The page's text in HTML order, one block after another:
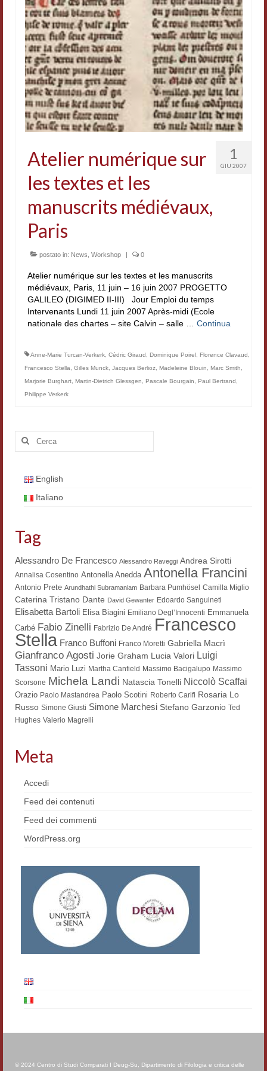
Accordi di cooperazione
Ricerca
Cultura coreana
Koreanische Literatur und Kultur
Hagiographica Coreana
Cultura medioevale
Scrittori Latini dell’Europa Medievale
Corpus Rhythmorum Musicum
Epistolografia
Comparatistica
Semicerchio
Filologia digitale
Lexicon
ALIM
Corpus Rhythmorum Musicum
Lo studium aretino del ‘200
Rammses
LEAD
Didattica
Summer School DH
ERASMUS/DEMM
Storia e forme della canzone
Pubblicazioni
Hagiographica Coreana
Koreanische Literatur und Kultur
Scrittori latini dell’Europa medioevale
Materiali
Semicerchio
Presentazione
Numeri
Indice 1986-2008
Sezioni bibliografiche
Dépliant e cedola acquisti
1
GIU 2007
Atelier numérique sur
les textes et les
manuscrits médiévaux,
Paris
postato in: News Workshop | 0
Atelier numérique sur les textes et les manuscrits
médiévaux, Paris, 11 juin – 16 juin 2007 PROGETTO
GALILEO (DIGIMED II-III) Jour Emploi du temps
Intervenants Lundi 11 juin 2007 Après-midi (Ecole
nationale des chartes – site Calvin – salle … Continua
Anne-Marie Turcan-Verkerk Cédric Giraud Dominique Poirel Florence Clavaud
Francesco Stella
Gilles Munck Jacques Berlioz Madeleine Blouin Marc Smith
Marjorie Burghart Martin-Dietrich Glessgen Pascale Bourgain Paul Bertrand
Philippe Verkerk
Cerca:
English
Italiano
Tag
Alessandro De Francesco Alessandro Raveggi Andrea Sirotti
Annalisa Cosentino Antonella Anedda Antonella Francini
Antonio Prete Arundhathi Subramaniam Barbara Pumhösel Camilla Miglio
Caterina Tristano Dante David Gewanter Edoardo Sanguineti
Elisabetta Bartoli Elisa Biagini Emiliano Degl’Innocenti Emmanuela
Carbé Fabio Zinelli Fabrizio De André Francesco
Stella Franco Buffoni Franco Moretti Gabriella Macrì
Gianfranco Agosti Jorie Graham Lucia Valori Luigi
Tassoni Mario Luzi Martha Canfield Massimo Bacigalupo Massimo
Scorsone Michela Landi Natascia Tonelli Niccolò Scaffai
Orazio Paolo Mastandrea Paolo Scotini Roberto Carifi Rosaria Lo
Russo Simone Giusti Simone Marchesi Stefano Garzonio Ted
Hughes Valerio Magrelli
Meta
Accedi
Feed dei contenuti
Feed dei commenti
WordPress.org
© 2024 Centro di Studi Comparati I Deug-Su, Dipartimento di Filologia e critica delle